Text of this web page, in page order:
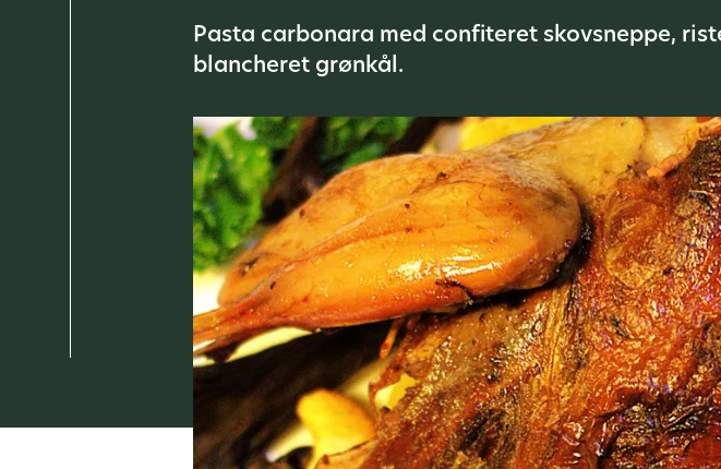
Pasta carbonara med confiteret skovsneppe,
blancheret grønkål.